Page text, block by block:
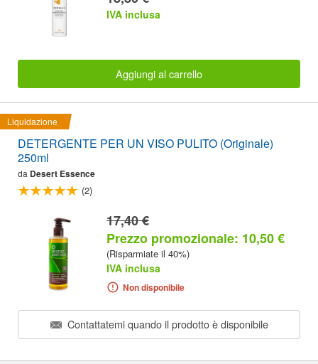
IVA inclusa
Aggiungi al carrello
Liquidazione
DETERGENTE PER UN VISO PULITO (Originale)
250ml
da Desert Essence
(2)
17,40 €
Prezzo promozionale: 10,50 €
(Risparmiate il 40%)
IVA inclusa
Non disponibile
Contattatemi quando il prodotto è disponibile